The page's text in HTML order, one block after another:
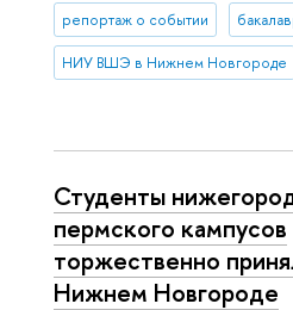
репортаж о событии
НИУ ВШЭ в Нижнем Новгороде
Студенты
пермского кампусов
торжественно
Нижнем Новгороде